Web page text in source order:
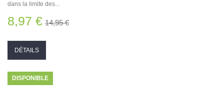
dans la limite des...
8,97 € 14,95 €
DÉTAILS
DISPONIBLE